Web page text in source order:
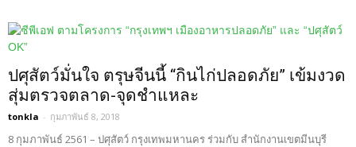
ปศุสัตว์มั่นใจ ตรุษจีนนี้ “กินไก่ปลอดภัย” เข้มงวด
สุ่มตรวจตลาด-จุดชำแหละ
tonkla - กุมภาพันธ์ 8, 2018
8 กุมภาพันธ์ 2561 – ปศุสัตว์ กรุงเทพมหานคร ร่วมกับ สำนักงานเขตมีนบุรี